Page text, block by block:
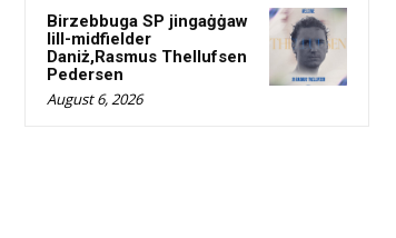
Birzebbuga SP jingaġġaw
lill-midfielder
Daniż,Rasmus Thellufsen
Pedersen
August 6, 2026